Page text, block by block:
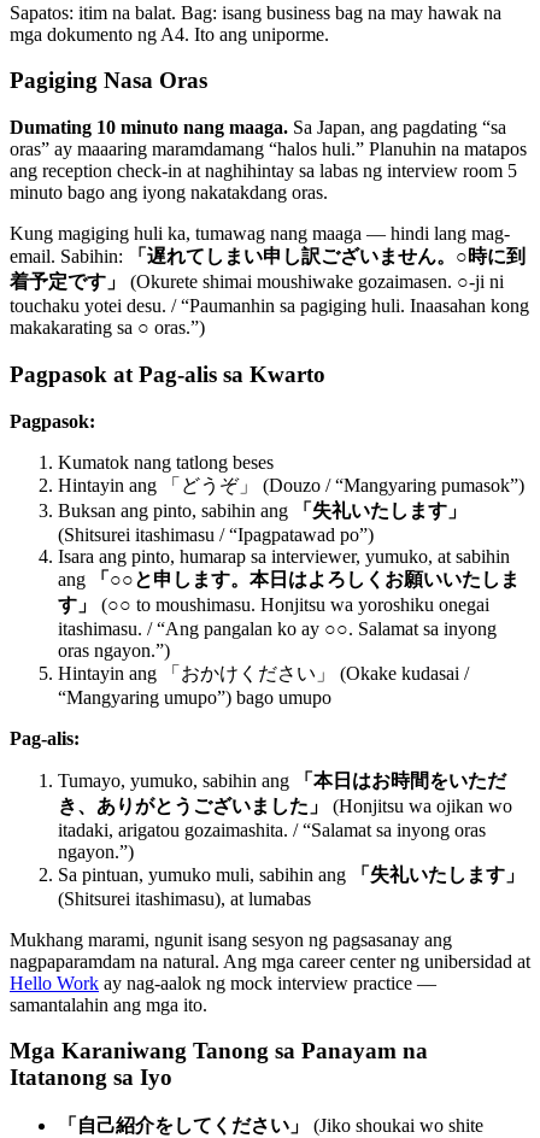
Sapatos: itim na balat. Bag: isang business bag na may hawak na
mga dokumento ng A4. Ito ang uniporme.
Pagiging Nasa Oras
Dumating 10 minuto nang maaga. Sa Japan, ang pagdating “sa
oras” ay maaaring maramdamang “halos huli.” Planuhin na matapos
ang reception check-in at naghihintay sa labas ng interview room 5
minuto bago ang iyong nakatakdang oras.
Kung magiging huli ka, tumawag nang maaga — hindi lang mag-
email. Sabihin:
「遅れてしまい申し訳ございません。○時に到
着予定です」
(Okurete shimai moushiwake gozaimasen. ○-ji ni
touchaku yotei desu. / “Paumanhin sa pagiging huli. Inaasahan kong
makakarating sa ○ oras.”)
Pagpasok at Pag-alis sa Kwarto
Pagpasok:
Kumatok nang tatlong beses
Hintayin ang 「どうぞ」 (Douzo / “Mangyaring pumasok”)
Buksan ang pinto, sabihin ang
「失礼いたします」
(Shitsurei itashimasu / “Ipagpatawad po”)
Isara ang pinto, humarap sa interviewer, yumuko, at sabihin
ang
「○○と申します。本日はよろしくお願いいたしま
す」
(○○ to moushimasu. Honjitsu wa yoroshiku onegai
itashimasu. / “Ang pangalan ko ay ○○. Salamat sa inyong
oras ngayon.”)
Hintayin ang 「おかけください」 (Okake kudasai /
“Mangyaring umupo”) bago umupo
Pag-alis:
Tumayo, yumuko, sabihin ang
「本日はお時間をいただ
き、ありがとうございました」
(Honjitsu wa ojikan wo
itadaki, arigatou gozaimashita. / “Salamat sa inyong oras
ngayon.”)
Sa pintuan, yumuko muli, sabihin ang
「失礼いたします」
(Shitsurei itashimasu), at lumabas
Mukhang marami, ngunit isang sesyon ng pagsasanay ang
nagpaparamdam na natural. Ang mga career center ng unibersidad at
Hello Work ay nag-aalok ng mock interview practice —
samantalahin ang mga ito.
Mga Karaniwang Tanong sa Panayam na
Itatanong sa Iyo
「自己紹介をしてください」
(Jiko shoukai wo shite